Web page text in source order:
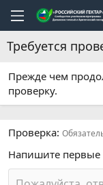
Требуется
Прежде чем
проверку.
Проверка
Напишите первые